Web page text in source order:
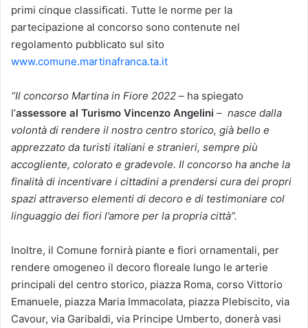
primi cinque classificati. Tutte le norme per la
partecipazione al concorso sono contenute nel
regolamento pubblicato sul sito
www.comune.martinafranca.ta.it
“Il concorso Martina in Fiore 2022 – ha spiegato
l’assessore al Turismo Vincenzo Angelini – nasce dalla
volontà di rendere il nostro centro storico, già bello e
apprezzato da turisti italiani e stranieri, sempre più
accogliente, colorato e gradevole. Il concorso ha anche la
finalità di incentivare i cittadini a prendersi cura dei propri
spazi attraverso elementi di decoro e di testimoniare col
linguaggio dei fiori l’amore per la propria città”.
Inoltre, il Comune fornirà piante e fiori ornamentali, per
rendere omogeneo il decoro floreale lungo le arterie
principali del centro storico, piazza Roma, corso Vittorio
Emanuele, piazza Maria Immacolata, piazza Plebiscito, via
Cavour, via Garibaldi, via Principe Umberto, donerà vasi